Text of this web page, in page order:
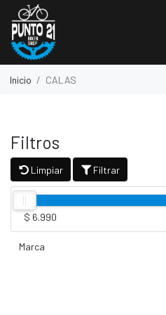
Inicio CALAS
Filtros
Limpiar Filtrar
$ 6.990
Marca